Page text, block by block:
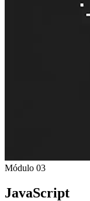
Módulo 03
JavaScript